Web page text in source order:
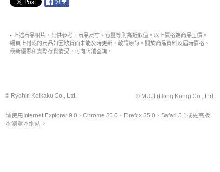
• 上述商品相片、只供參考。商品尺寸、容量等則為近似值。以上價格為商品正價。
網頁上列載的商品如因缺貨而未能及時更新，敬請原諒。關於商品資料及屆時價格、
最新優惠和實際存貨情況，可向店舖查詢。
© Ryohin Keikaku Co., Ltd. © MUJI (Hong Kong) Co., Ltd.
請使用Internet Explorer 9.0、Chrome 35.0、Firefox 35.0、Safari 5.1或更高版
本瀏覽本網站。